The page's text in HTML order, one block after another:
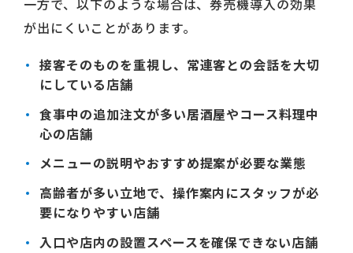
が出にくいことがあります。
接客そのものを重視し、常連客との会話を大切
にしている店舗
食事中の追加注文が多い居酒屋やコース料理中
心の店舗
メニューの説明やおすすめ提案が必要な業態
高齢者が多い立地で、操作案内にスタッフが必
要になりやすい店舗
入口や店内の設置スペースを確保できない店舗